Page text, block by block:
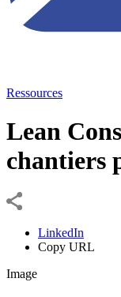
Ressources
Lean
chantiers
LinkedIn
Copy URL
Image